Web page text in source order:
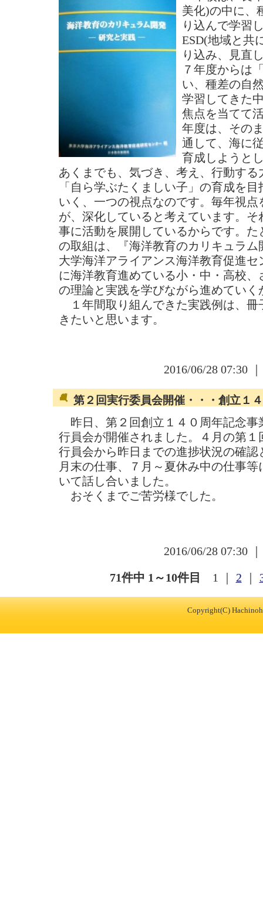
美化)の中に、
り込んで学習
ESD(地域と共
り込み、見直
７年度からは
い、種差の自
学習してきた
焦点を当てて
年度は、その
通して、海に
育成しようと
あくまでも、気づき、考え、行動す
「自ら学ぶたくましい子」の育成を
いく、一つの視点なのです。毎年視
が、深化していると考えています。
事に活動を展開しているからです。
の取組は、『海洋教育のカリキュラ
大学海洋アライアンス海洋教育促進
に海洋教育進めている小・中・高校
の理論と実践を学びながら進めていく
１年間取り組んできた実践例は、冊
きたいと思います。
2016/06/28 07:30
第２回実行委員会開催・・・創立１
昨日、第２回創立１４０周年記念事
行員会が開催されました。４月の第１
行員会から昨日までの進捗状況の確認
月末の仕事、７月～夏休み中の仕事等
いて話し合いました。
おそくまでご苦労様でした。
2016/06/28 07:30
71件中 1～10件目 1 2
Copyright(C)